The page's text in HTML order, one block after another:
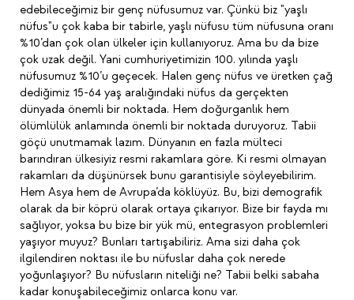
edebileceğimiz bir genç nüfusumuz var. Çünkü biz "yaşlı
nüfus"u çok kaba bir tabirle, yaşlı nüfusu tüm nüfusuna oranı
%10’dan çok olan ülkeler için kullanıyoruz. Ama bu da bize
çok uzak değil. Yani cumhuriyetimizin 100. yılında yaşlı
nüfusumuz %10’u geçecek. Halen genç nüfus ve üretken çağ
dediğimiz 15-64 yaş aralığındaki nüfus da gerçekten
dünyada önemli bir noktada. Hem doğurganlık hem
ölümlülük anlamında önemli bir noktada duruyoruz. Tabii
göçü unutmamak lazım. Dünyanın en fazla mülteci
barındıran ülkesiyiz resmi rakamlara göre. Ki resmi olmayan
rakamları da düşünürsek bunu garantisiyle söyleyebilirim.
Hem Asya hem de Avrupa’da köklüyüz. Bu, bizi demografik
olarak da bir köprü olarak ortaya çıkarıyor. Bize bir fayda mı
sağlıyor, yoksa bu bize bir yük mü, entegrasyon problemleri
yaşıyor muyuz? Bunları tartışabiliriz. Ama sizi daha çok
ilgilendiren noktası ile bu nüfuslar daha çok nerede
yoğunlaşıyor? Bu nüfusların niteliği ne? Tabii belki sabaha
kadar konuşabileceğimiz onlarca konu var.